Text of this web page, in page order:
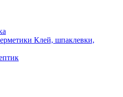
Клей, шпаклевки,